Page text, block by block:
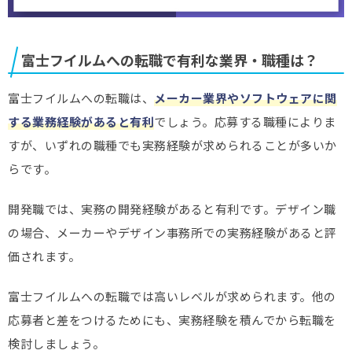
富士フイルムへの転職で有利な業界・職種は？
富士フイルムへの転職は、 メーカー業界やソフトウェアに関
する業務経験があると有利でしょう。応募する職種によりま
すが、いずれの職種でも実務経験が求められることが多いか
らです。
開発職では、実務の開発経験があると有利です。デザイン職
の場合、メーカーやデザイン事務所での実務経験があると評
価されます。
富士フイルムへの転職では高いレベルが求められます。他の
応募者と差をつけるためにも、実務経験を積んでから転職を
検討しましょう。